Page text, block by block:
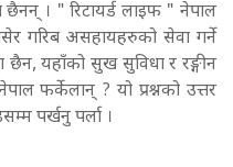
। " रिटायर्ड लाइफ " नेपाल
गरिब असहायहरुको सेवा गर्ने
यहाँको सुख सुविधा र रङ्गीन
फर्केलान् ? यो प्रश्नको उत्तर
पर्खनु पर्ला ।